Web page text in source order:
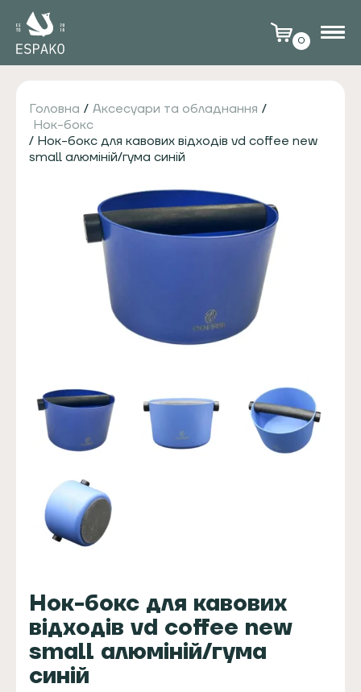
0
Головна / Аксесуари та обладнання /
Нок-бокс
/ Нок-бокс для кавових відходів vd coffee new
small алюміній/гума синій
Нок-бокс для кавових
відходів vd coffee new
small алюміній/гума
синій